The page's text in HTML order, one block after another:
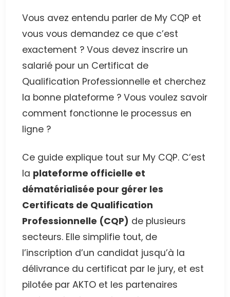
Vous avez entendu parler de My CQP et
vous vous demandez ce que c’est
exactement ? Vous devez inscrire un
salarié pour un Certificat de
Qualification Professionnelle et cherchez
la bonne plateforme ? Vous voulez savoir
comment fonctionne le processus en
ligne ?
Ce guide explique tout sur My CQP. C’est
la plateforme officielle et
dématérialisée pour gérer les
Certificats de Qualification
Professionnelle (CQP) de plusieurs
secteurs. Elle simplifie tout, de
l’inscription d’un candidat jusqu’à la
délivrance du certificat par le jury, et est
pilotée par AKTO et les partenaires